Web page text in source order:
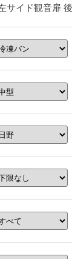
サイド観音扉